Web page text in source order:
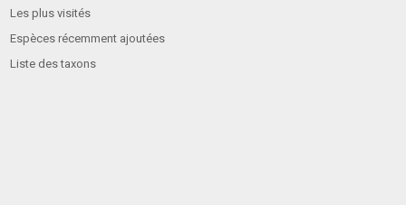
Les plus visités
Espèces récemment ajoutées
Liste des taxons